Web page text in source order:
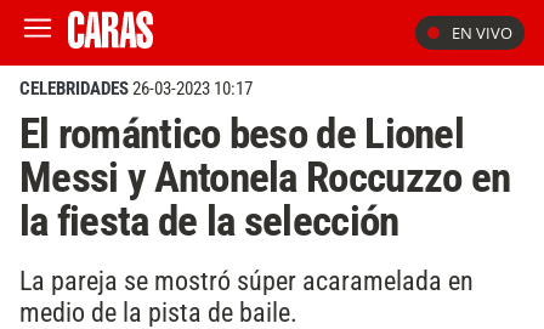
EN VIVO
CELEBRIDADES26-03-2023 10:17
El romántico beso de Lionel
Messi y Antonela Roccuzzo en
la fiesta de la selección
La pareja se mostró súper acaramelada en
medio de la pista de baile.